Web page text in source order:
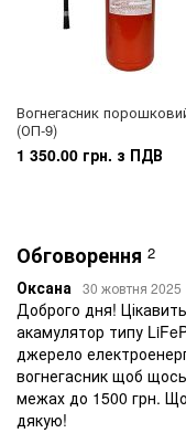
Вогнегасник
(ОП-9)
1 350.00 грн. з ПДВ
Обговорення 2
Оксана 30 жовтня 2025
Доброго дня!
акамулятор типу
джерело
вогнегасник щоб
межах до 1500 грн. Що
дякую!